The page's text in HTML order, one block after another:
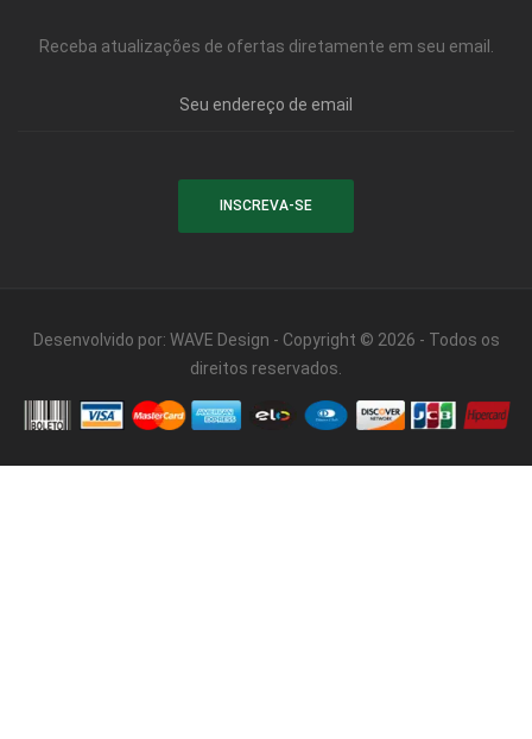
Receba atualizações de ofertas diretamente em seu email.
Desenvolvido por: WAVE Design - Copyright © 2026 - Todos os
direitos reservados.